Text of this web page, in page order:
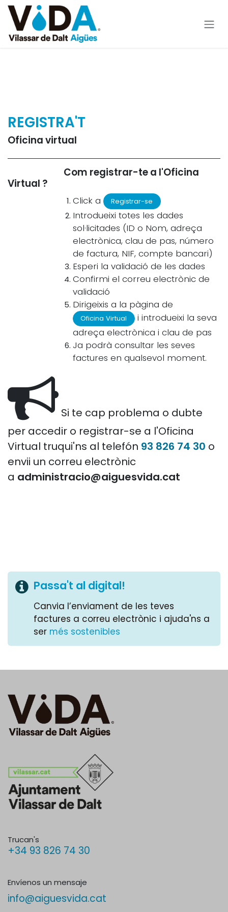
Ir al contenido
REGISTRA'T
Oficina virtual
Com registrar-te a l'Oficina
Virtual ?
Click a Registrar-se
Introdueixi totes les dades
sol·licitades (ID o Nom, adreça
electrònica, clau de pas, número
de factura, NIF, compte bancari)
Esperi la validació de les dades
Confirmi el correu electrònic de
validació
Dirigeixis a la pàgina de
Oficina Virtual
i introdueixi la seva
adreça electrònica i clau de pas
Ja podrà consultar les seves
factures en qualsevol moment.
Si te cap problema o dubte
per accedir o registrar-se a l'Oficina
Virtual truqui'ns al telefón 93 826 74 30 o
envii un correu electrònic
a administracio@aiguesvida.cat
Passa't al digital!
Canvia l’enviament de les teves
factures a correu electrònic i ajuda'ns a
ser més sostenibles
Trucan's
+34 93 826 74 30
Envíenos un mensaje
info@aiguesvida.cat